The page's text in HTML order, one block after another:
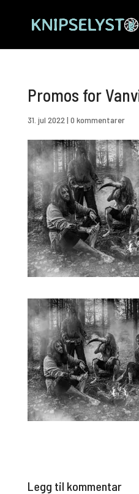
Promos for
31. jul 2022 | 0 kommentarer
Legg til kommentar